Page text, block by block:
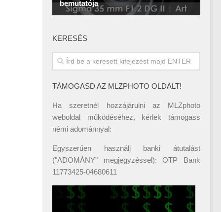
KERESÉS
TÁMOGASD AZ MLZPHOTO OLDALT!
Ha szeretnél hozzájárulni az MLZphoto
weboldal működéséhez, kérlek támogass
némi adománnyal:
Egyszerűen használj banki átutalást
("ADOMÁNY" megjegyzéssel): OTP Bank
11773425-04680611